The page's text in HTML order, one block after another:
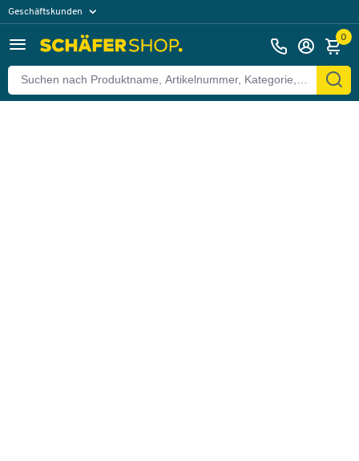
Geschäftskunden
0
Zurück